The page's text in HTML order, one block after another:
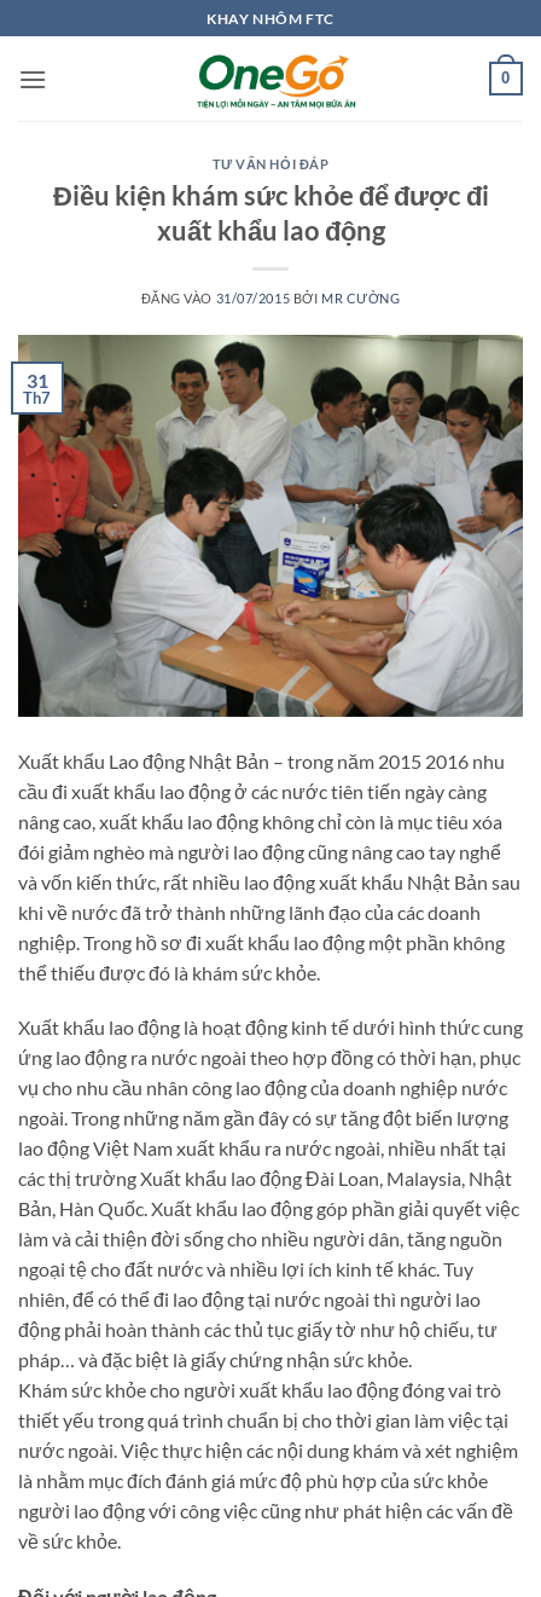
qua
nội
KHAY NHÔM FTC
0
TƯ VẤN HỎI ĐÁP
Điều kiện khám sức khỏe để được đi
xuất khẩu lao động
ĐĂNG VÀO 31/07/2015 BỞI MR CƯỜNG
31
Th7
Xuất khẩu Lao động Nhật Bản – trong năm 2015 2016 nhu
cầu đi xuất khẩu lao động ở các nước tiên tiến ngày càng
nâng cao, xuất khẩu lao động không chỉ còn là mục tiêu xóa
đói giảm nghèo mà người lao động cũng nâng cao tay nghể
và vốn kiến thức, rất nhiều lao động xuất khẩu Nhật Bản sau
khi về nước đã trở thành những lãnh đạo của các doanh
nghiệp. Trong hồ sơ đi xuất khẩu lao động một phần không
thể thiếu được đó là khám sức khỏe.
Xuất khẩu lao động là hoạt động kinh tế dưới hình thức cung
ứng lao động ra nước ngoài theo hợp đồng có thời hạn, phục
vụ cho nhu cầu nhân công lao động của doanh nghiệp nước
ngoài. Trong những năm gần đây có sự tăng đột biến lượng
lao động Việt Nam xuất khẩu ra nước ngoài, nhiều nhất tại
các thị trường Xuất khẩu lao động Đài Loan, Malaysia, Nhật
Bản, Hàn Quốc. Xuất khẩu lao động góp phần giải quyết việc
làm và cải thiện đời sống cho nhiều người dân, tăng nguồn
ngoại tệ cho đất nước và nhiều lợi ích kinh tế khác. Tuy
nhiên, để có thể đi lao động tại nước ngoài thì người lao
động phải hoàn thành các thủ tục giấy tờ như hộ chiếu, tư
pháp… và đặc biệt là giấy chứng nhận sức khỏe.
Khám sức khỏe cho người xuất khẩu lao động đóng vai trò
thiết yếu trong quá trình chuẩn bị cho thời gian làm việc tại
nước ngoài. Việc thực hiện các nội dung khám và xét nghiệm
là nhằm mục đích đánh giá mức độ phù hợp của sức khỏe
người lao động với công việc cũng như phát hiện các vấn đề
về sức khỏe.